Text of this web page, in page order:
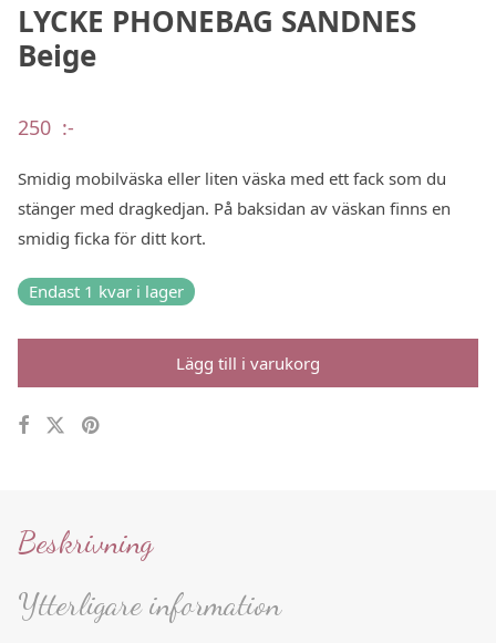
LYCKE PHONEBAG SANDNES
Beige
250 :-
Smidig mobilväska eller liten väska med ett fack som du
stänger med dragkedjan. På baksidan av väskan finns en
smidig ficka för ditt kort.
Endast 1 kvar i lager
Lägg till i varukorg
Beskrivning
Ytterligare information